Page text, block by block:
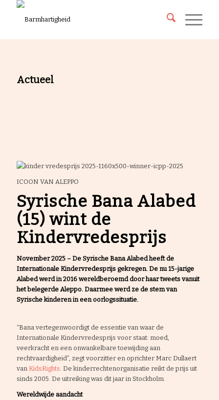
Actueel
ICOON VAN ALEPPO
Syrische Bana Alabed
(15) wint de
Kindervredesprijs
November 2025 – De Syrische Bana Alabed heeft de
Internationale Kindervredesprijs gekregen. De nu 15-jarige
Alabed werd in 2016 wereldberoemd door haar tweets vanuit
het belegerde Aleppo. Daarmee werd ze de stem van
Syrische kinderen in een oorlogssituatie.
“Bana vertegenwoordigt de essentie van waar de
Internationale Kindervredesprijs voor staat: moed,
veerkracht en een onwankelbare toewijding aan
rechtvaardigheid”, zegt voorzitter en oprichter Marc Dullaert
van KidsRights. De kinderrechtenorganisatie reikt de prijs uit
sinds 2005. De uitreiking was dit jaar in Stockholm.
Wereldwijde aandacht